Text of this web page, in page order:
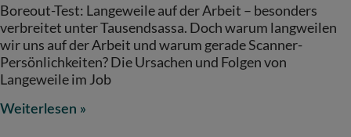
Boreout-Test: Langeweile auf der Arbeit – besonders
verbreitet unter Tausendsassa. Doch warum langweilen
wir uns auf der Arbeit und warum gerade Scanner-
Persönlichkeiten? Die Ursachen und Folgen von
Langeweile im Job
Weiterlesen »